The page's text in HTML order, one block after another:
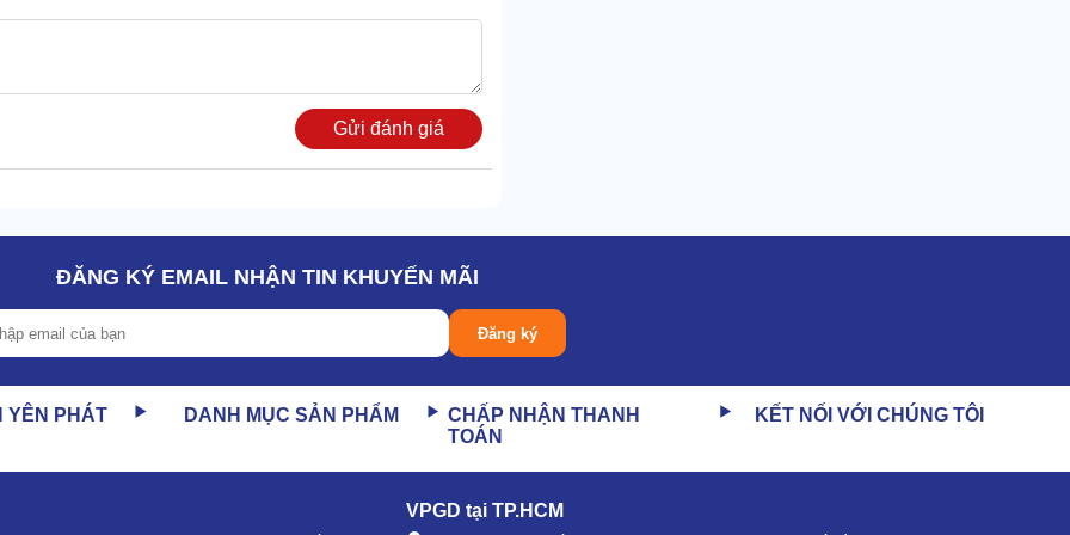
khả năng hút siêu sạch. Còn tích hợp thêm chế độ xì
khí.
Gửi đánh giá
ĐĂNG KÝ EMAIL NHẬN TIN KHUYẾN MÃI
Đăng ký
YÊN PHÁT DANH MỤC SẢN PHẨM
CHẤP NHẬN THANH
TOÁN
KẾT NỐI VỚI CHÚNG TÔI
VPGD tại TP.HCM